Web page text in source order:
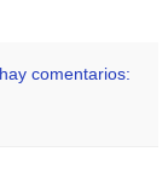
comentarios: